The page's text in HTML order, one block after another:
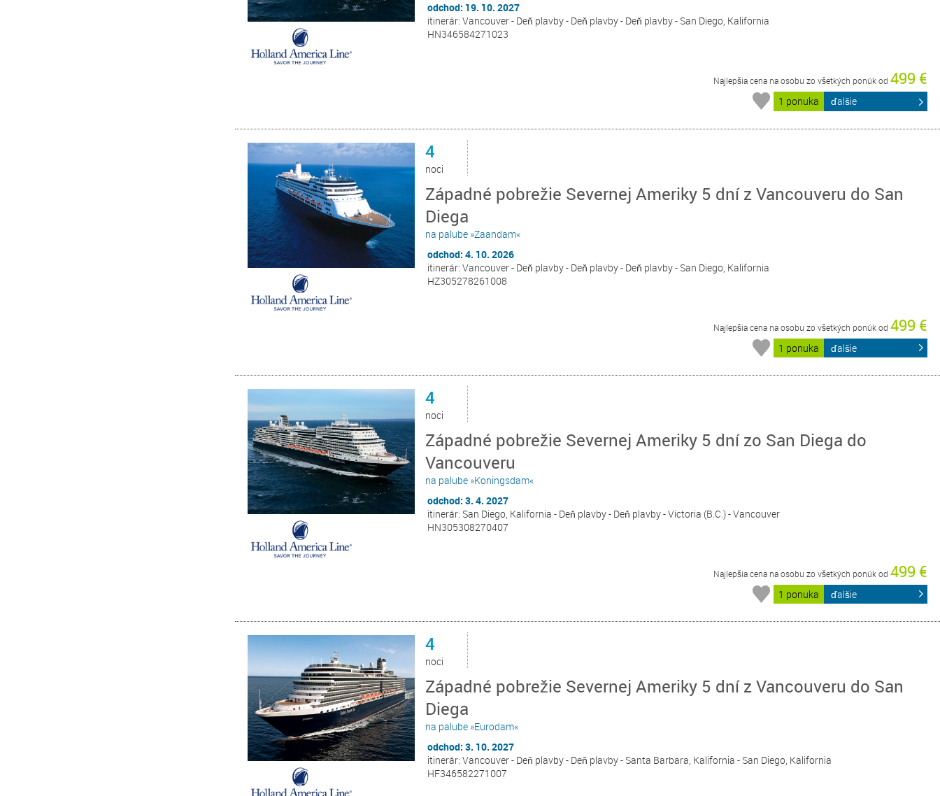
odchod: 19. 10. 2027
itinerár: Vancouver - Deň plavby - Deň plavby - Deň plavby - San Diego, Kalifornia
HN346584271023
Najlepšia cena na osobu zo všetkých ponúk od 499 €
1 ponuka ďalšie
4
noci
Západné pobrežie Severnej Ameriky 5 dní z Vancouveru do San
Diega
na palube »Zaandam«
odchod: 4. 10. 2026
itinerár: Vancouver - Deň plavby - Deň plavby - Deň plavby - San Diego, Kalifornia
HZ305278261008
Najlepšia cena na osobu zo všetkých ponúk od 499 €
1 ponuka ďalšie
4
noci
Západné pobrežie Severnej Ameriky 5 dní zo San Diega do
Vancouveru
na palube »Koningsdam«
odchod: 3. 4. 2027
itinerár: San Diego, Kalifornia - Deň plavby - Deň plavby - Victoria (B.C.) - Vancouver
HN305308270407
Najlepšia cena na osobu zo všetkých ponúk od 499 €
1 ponuka ďalšie
4
noci
Západné pobrežie Severnej Ameriky 5 dní z Vancouveru do San
Diega
na palube »Eurodam«
odchod: 3. 10. 2027
itinerár: Vancouver - Deň plavby - Deň plavby - Santa Barbara, Kalifornia - San Diego, Kalifornia
HF346582271007